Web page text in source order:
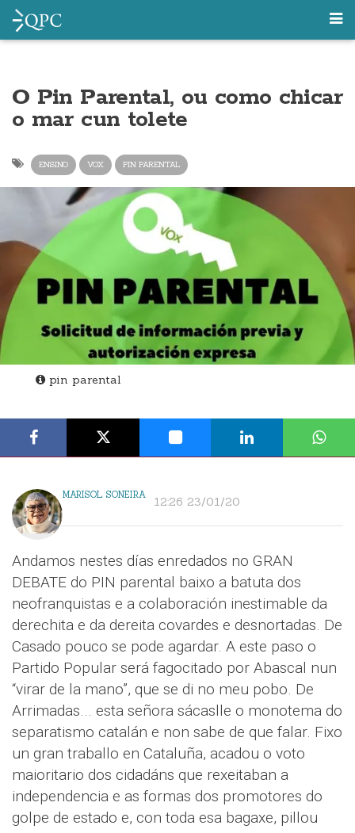
O Pin Parental, ou como chicar
o mar cun tolete
ENSINO VOX PIN PARENTAL
pin parental
MARISOL SONEIRA 12:26 23/01/20
Andamos nestes días enredados no GRAN
DEBATE do PIN parental baixo a batuta dos
neofranquistas e a colaboración inestimable da
derechita e da dereita covardes e desnortadas. De
Casado pouco se pode agardar. A este paso o
Partido Popular será fagocitado por Abascal nun
“virar de la mano”, que se di no meu pobo. De
Arrimadas... esta señora sácaslle o monotema do
separatismo catalán e non sabe de que falar. Fixo
un gran traballo en Cataluña, acadou o voto
maioritario dos cidadáns que rexeitaban a
independencia e as formas dos promotores do
golpe de estado e, con toda esa bagaxe, pillou